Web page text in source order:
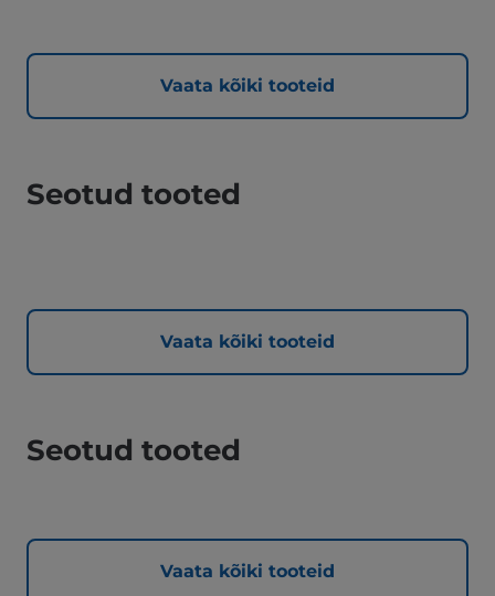
Vaata kõiki tooteid
Seotud tooted
Vaata kõiki tooteid
Seotud tooted
Vaata kõiki tooteid